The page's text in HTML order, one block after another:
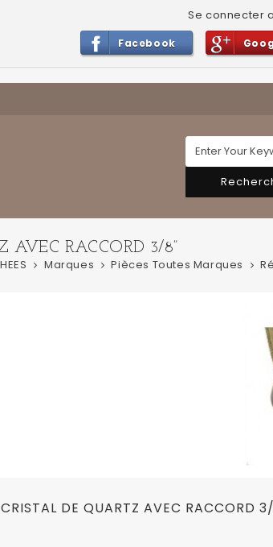
Se connecter
Facebook
AVEC RACCORD 3/8”
Marques Pièces Toutes Marques
DE QUARTZ AVEC RACCORD